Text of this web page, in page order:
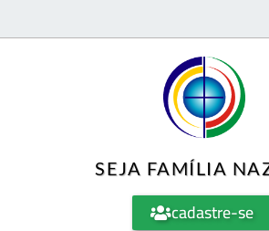
SEJA FAMÍLIA
cadastre-se